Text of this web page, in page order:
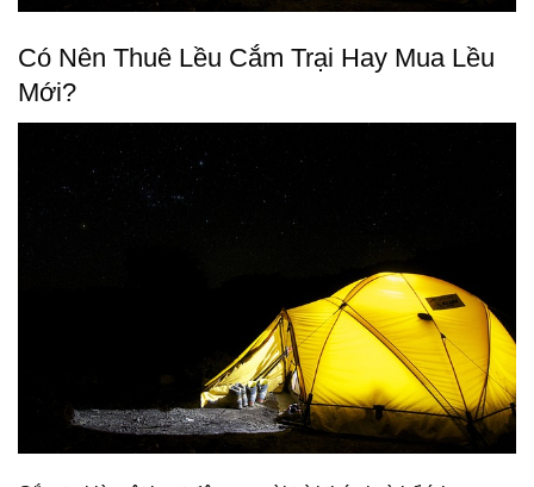
Có Nên Thuê Lều Cắm Trại Hay Mua Lều
Mới?